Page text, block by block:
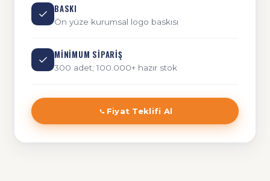
BASKI
Ön yüze kurumsal logo baskısı
MINIMUM SIPARIŞ
300 adet; 100.000+ hazır stok
Fiyat Teklifi Al